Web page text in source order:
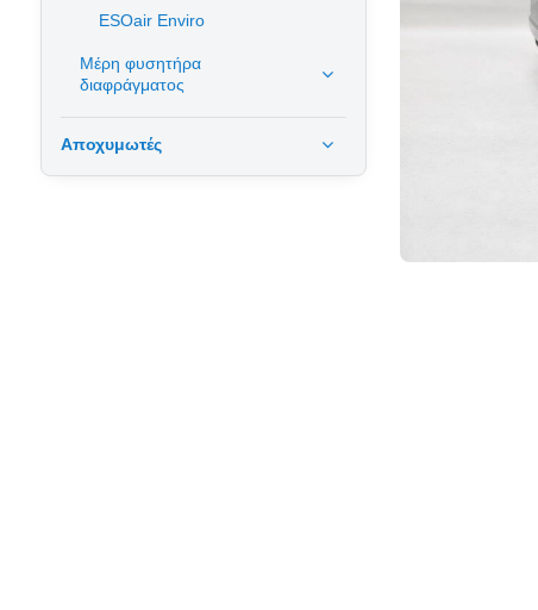
ESOair Enviro
Μέρη φυσητήρα
διαφράγματος
Αποχυμωτές